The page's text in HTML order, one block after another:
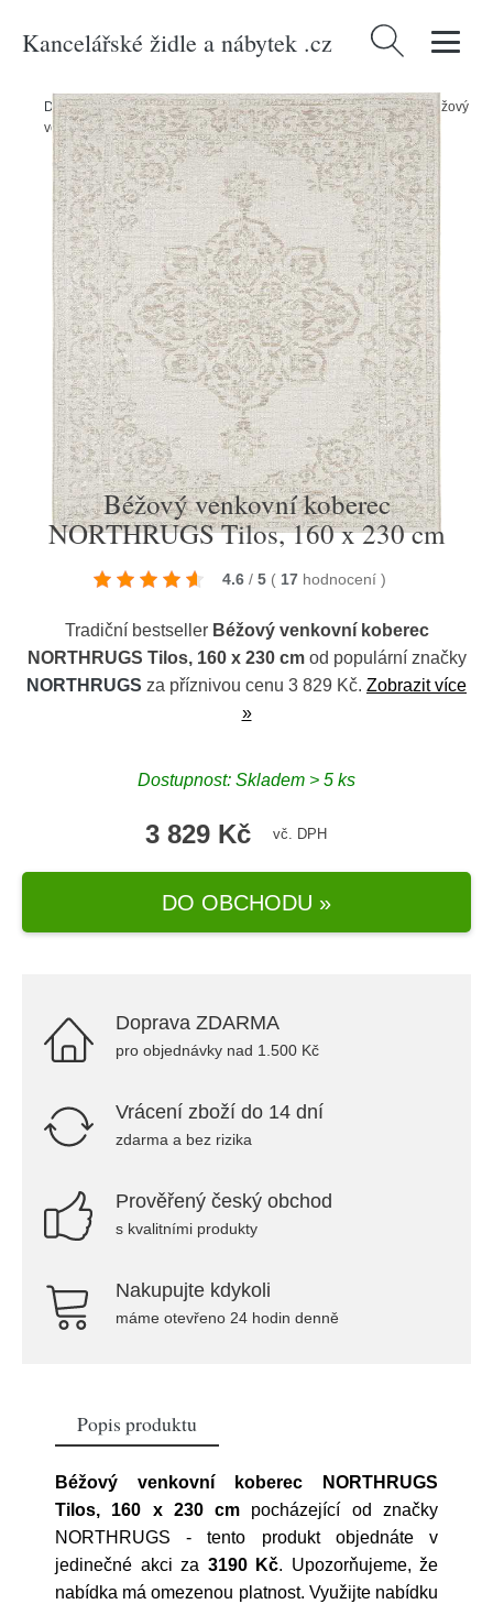
Kancelářské židle a nábytek .cz Vyhledávání
Domů/Produkty/Zahrada/Zahradní textil/Venkovní koberce/Béžový
venkovní koberec NORTHRUGS Tilos, 160 x 230 cm
Béžový venkovní koberec
NORTHRUGS Tilos, 160 x 230 cm
4.6 / 5 ( 17 hodnocení )
Tradiční bestseller Béžový venkovní koberec
NORTHRUGS Tilos, 160 x 230 cmod populární značky
NORTHRUGS za příznivou cenu 3 829 Kč. Zobrazit více
»
Dostupnost: Skladem > 5 ks
3 829 Kč vč. DPH
DO OBCHODU »
Doprava ZDARMA
pro objednávky nad 1.500 Kč
Vrácení zboží do 14 dní
zdarma a bez rizika
Prověřený český obchod
s kvalitními produkty
Nakupujte kdykoli
máme otevřeno 24 hodin denně
Popis produktu
Béžový venkovní koberec NORTHRUGS
Tilos, 160 x 230 cm pocházející od značky
NORTHRUGS - tento produkt objednáte v
jedinečné akci za 3190 Kč. Upozorňujeme, že
nabídka má omezenou platnost. Využijte nabídku